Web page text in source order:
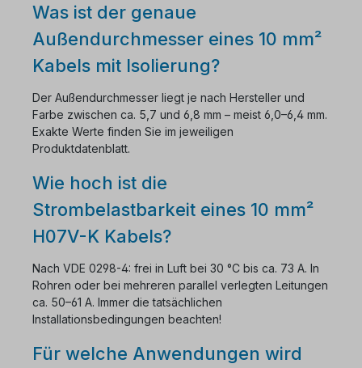
Was ist der genaue
Außendurchmesser eines 10 mm²
Kabels mit Isolierung?
Der Außendurchmesser liegt je nach Hersteller und
Farbe zwischen ca. 5,7 und 6,8 mm – meist 6,0–6,4 mm.
Exakte Werte finden Sie im jeweiligen
Produktdatenblatt.
Wie hoch ist die
Strombelastbarkeit eines 10 mm²
H07V-K Kabels?
Nach VDE 0298-4: frei in Luft bei 30 °C bis ca. 73 A. In
Rohren oder bei mehreren parallel verlegten Leitungen
ca. 50–61 A. Immer die tatsächlichen
Installationsbedingungen beachten!
Für welche Anwendungen wird